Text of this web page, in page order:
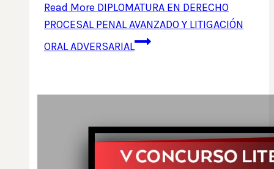
Read More DIPLOMATURA EN DERECHO
PROCESAL PENAL AVANZADO Y LITIGACIÓN
ORAL ADVERSARIAL